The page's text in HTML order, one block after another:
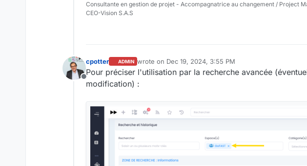
Consultante en gestion de projet - Accompagnatrice au changement / Project
CEO-Vision S.A.S
Offline
cpotter ADMIN wrote on Dec 19, 2024, 3:55 PM
last edited by
Pour préciser l'utilisation par la recherche avancée
modification) :